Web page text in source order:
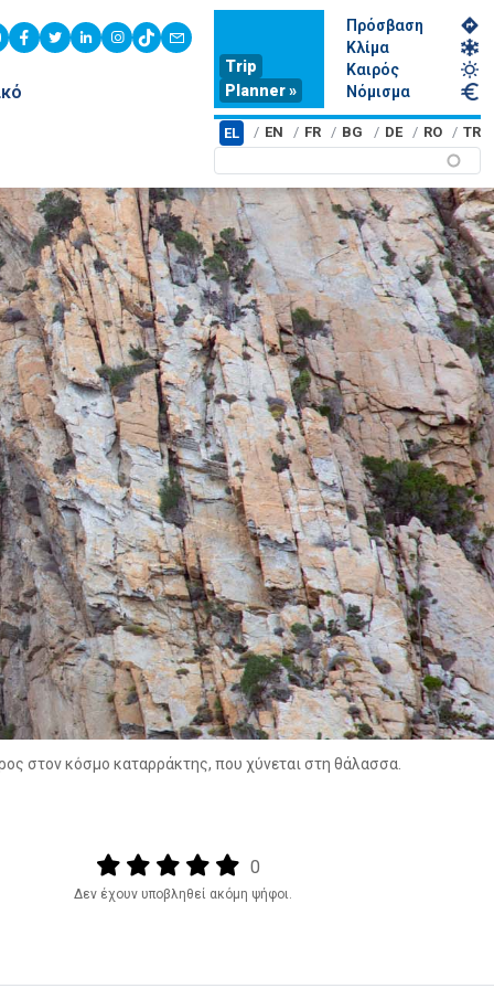
youtubefacebook
twitterlinkedininstagram
tiktokcontact
Trip
Planner »
Πρόσβαση
Κλίμα
Καιρός
Νόμισμα
EL EN FR BG DE RO TR
στον κόσμο καταρράκτης, που χύνεται στη θάλασσα.
Output format
(star)(star)(star)(star)(star)
0
Δεν έχουν υποβληθεί ακόμη ψήφοι.